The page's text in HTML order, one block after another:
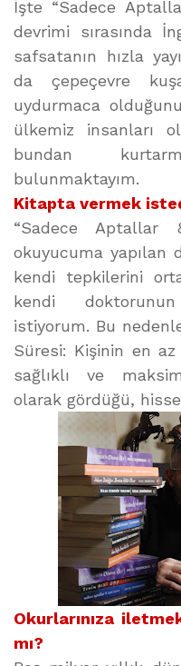
İşte “Sadece
devrimi sırasında
safsatanın hızla
da çepeçevre
uydurmaca
ülkemiz insanları
bundan
bulunmaktayım.
Kitapta vermek
“Sadece Aptallar
okuyucuma yapılan
kendi tepkilerini
kendi
istiyorum. Bu
Süresi: Kişinin en
sağlıklı ve
olarak gördüğü,
Okurlarınıza
mı?